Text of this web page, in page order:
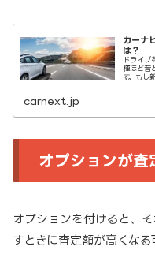
カーナ
は？
ドライブ
種ほど昔
す。もし
carnext.jp
オプションが査
オプションを付けると、
すときに査定額が高くなる